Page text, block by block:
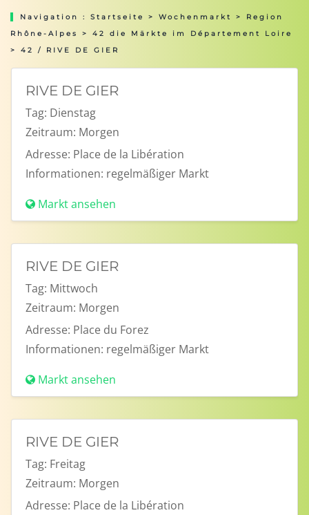
Navigation : Startseite > Wochenmarkt > Region
Rhône-Alpes
> 42 die Märkte im Département Loire
> 42 / RIVE DE GIER
RIVE DE GIER
Tag: Dienstag
Zeitraum: Morgen
Adresse: Place de la Libération
Informationen: regelmäßiger Markt
Markt ansehen
RIVE DE GIER
Tag: Mittwoch
Zeitraum: Morgen
Adresse: Place du Forez
Informationen: regelmäßiger Markt
Markt ansehen
RIVE DE GIER
Tag: Freitag
Zeitraum: Morgen
Adresse: Place de la Libération